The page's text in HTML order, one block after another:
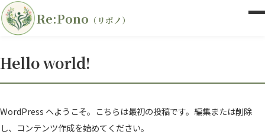
Re:Pono （リポノ）
Hello world!
WordPress へようこそ。こちらは最初の投稿です。編集または削除
し、コンテンツ作成を始めてください。